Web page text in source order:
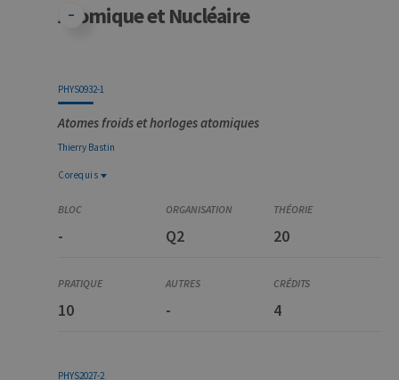
Atomique et Nucléaire
PHYS0932-1
Atomes froids et horloges atomiques
Thierry Bastin
Corequis
Corequis
Physique atomique
- Q2 20
10 - 4
PHYS2027-2